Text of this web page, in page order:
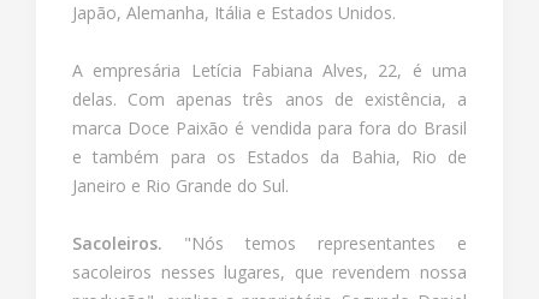
Japão, Alemanha, Itália e Estados Unidos.
A empresária Letícia Fabiana Alves, 22, é uma
delas. Com apenas três anos de existência, a
marca Doce Paixão é vendida para fora do Brasil
e também para os Estados da Bahia, Rio de
Janeiro e Rio Grande do Sul.
Sacoleiros. "Nós temos representantes e
sacoleiros nesses lugares, que revendem nossa